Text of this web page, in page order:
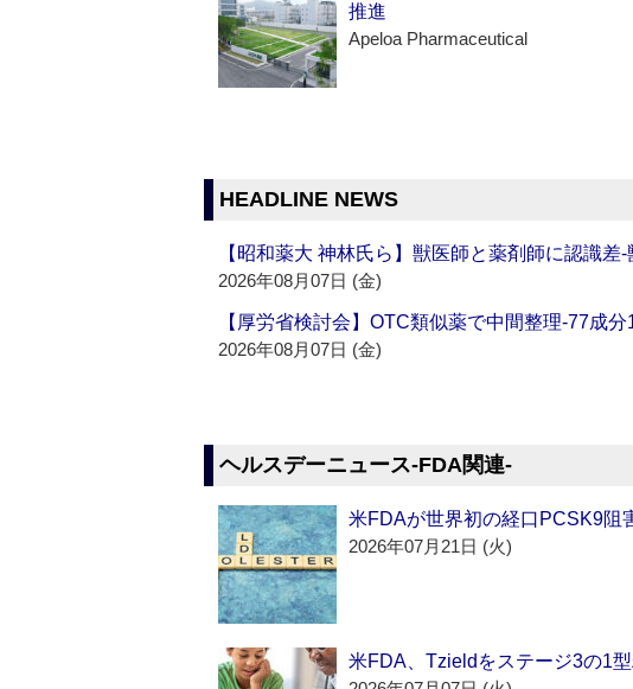
推進
Apeloa Pharmaceutical
HEADLINE NEWS
【昭和薬大 神林氏ら】獣医師と薬剤師に認識差
2026年08月07日 (金)
【厚労省検討会】OTC類似薬で中間整理‐77成
2026年08月07日 (金)
ヘルスデーニュース‐FDA関連‐
米FDAが世界初の経口PCSK9阻
2026年07月21日 (火)
米FDA、Tzieldをステージ3の1